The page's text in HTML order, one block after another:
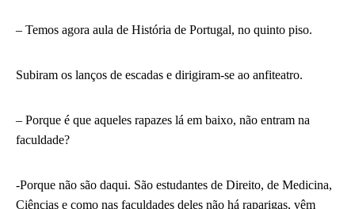
– Temos agora aula de História de Portugal, no quinto piso.
Subiram os lanços de escadas e dirigiram-se ao anfiteatro.
– Porque é que aqueles rapazes lá em baixo, não entram na
faculdade?
-Porque não são daqui. São estudantes de Direito, de Medicina,
Ciências e como nas faculdades deles não há raparigas, vêm